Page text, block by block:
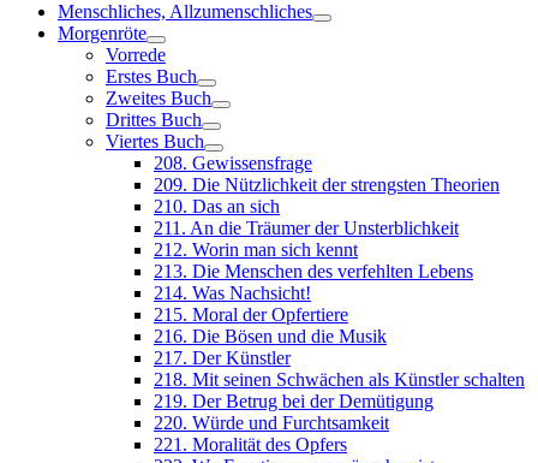
Menschliches, Allzumenschliches
Morgenröte
Vorrede
Erstes Buch
Zweites Buch
Drittes Buch
Viertes Buch
208. Gewissensfrage
209. Die Nützlichkeit der strengsten Theorien
210. Das an sich
211. An die Träumer der Unsterblichkeit
212. Worin man sich kennt
213. Die Menschen des verfehlten Lebens
214. Was Nachsicht!
215. Moral der Opfertiere
216. Die Bösen und die Musik
217. Der Künstler
218. Mit seinen Schwächen als Künstler schalten
219. Der Betrug bei der Demütigung
220. Würde und Furchtsamkeit
221. Moralität des Opfers